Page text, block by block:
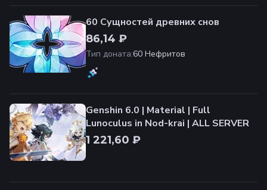
60 Сущностей древних снов
86,14 ₽
Тип доната:60 Нефритов
Genshin 6.0 | Material | Full
Lunoculus in Nod-krai | ALL SERVER
1 221,60 ₽